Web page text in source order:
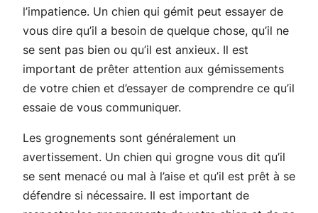
l’impatience. Un chien qui gémit peut essayer de
vous dire qu’il a besoin de quelque chose, qu’il ne
se sent pas bien ou qu’il est anxieux. Il est
important de prêter attention aux gémissements
de votre chien et d’essayer de comprendre ce qu’il
essaie de vous communiquer.
Les grognements sont généralement un
avertissement. Un chien qui grogne vous dit qu’il
se sent menacé ou mal à l’aise et qu’il est prêt à se
défendre si nécessaire. Il est important de